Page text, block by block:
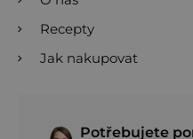
Recepty
Jak nakupovat
Potřebujete